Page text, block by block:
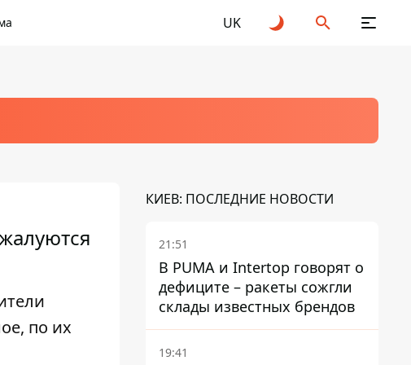
UK
по их
КИЕВ: ПОСЛЕДНИЕ НОВОСТИ
21:51
В PUMA и Intertop говорят о
дефиците – ракеты сожгли
склады известных брендов
19:41